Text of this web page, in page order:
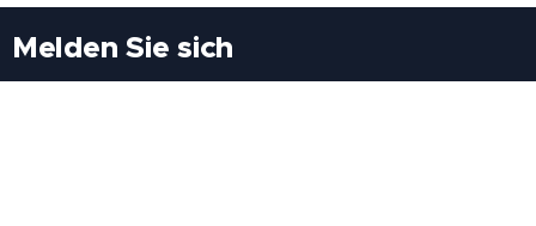
Melden Sie sich